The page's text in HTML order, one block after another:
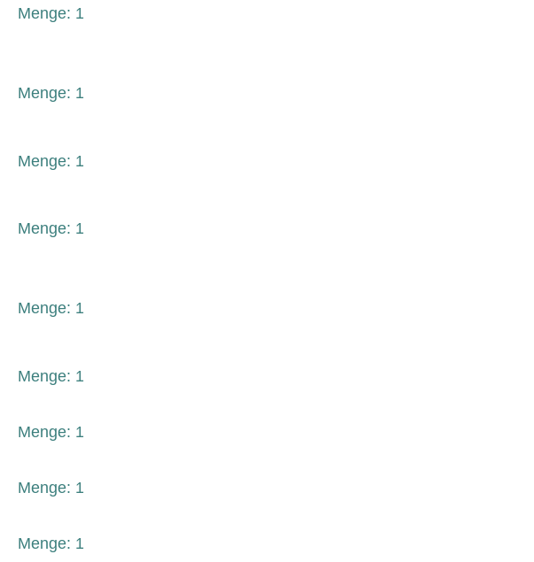
Menge: 1
Menge: 1
Menge: 1
Menge: 1
Menge: 1
Menge: 1
Menge: 1
Menge: 1
Menge: 1